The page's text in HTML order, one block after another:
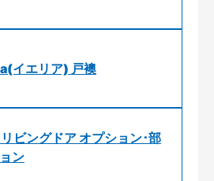
イエリア) 戸襖
ビングドア オプション･部
ン